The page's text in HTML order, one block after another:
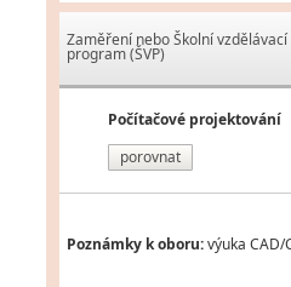
Zaměření nebo Školní vzdělávací
program (ŠVP)
Počítačové projektování
porovnat
Poznámky k oboru:výuka CAD/